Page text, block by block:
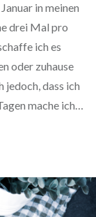
in meinen
drei Mal pro
ich es
oder zuhause
jedoch, dass ich
mache ich…